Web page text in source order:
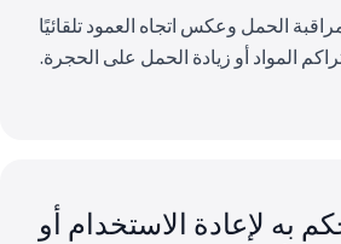
الحمل وعكس اتجاه العمود تلقائيًا
المواد أو زيادة الحمل على الحجرة.
به لإعادة الاستخدام أو